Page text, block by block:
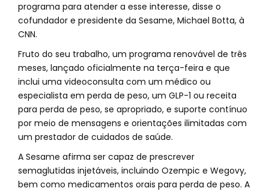
programa para atender a esse interesse, disse o
cofundador e presidente da Sesame, Michael Botta, à
CNN.
Fruto do seu trabalho, um programa renovável de três
meses, lançado oficialmente na terça-feira e que
inclui uma videoconsulta com um médico ou
especialista em perda de peso, um GLP-1 ou receita
para perda de peso, se apropriado, e suporte contínuo
por meio de mensagens e orientações ilimitadas com
um prestador de cuidados de saúde.
A Sesame afirma ser capaz de prescrever
semaglutidas injetáveis, incluindo Ozempic e Wegovy,
bem como medicamentos orais para perda de peso. A